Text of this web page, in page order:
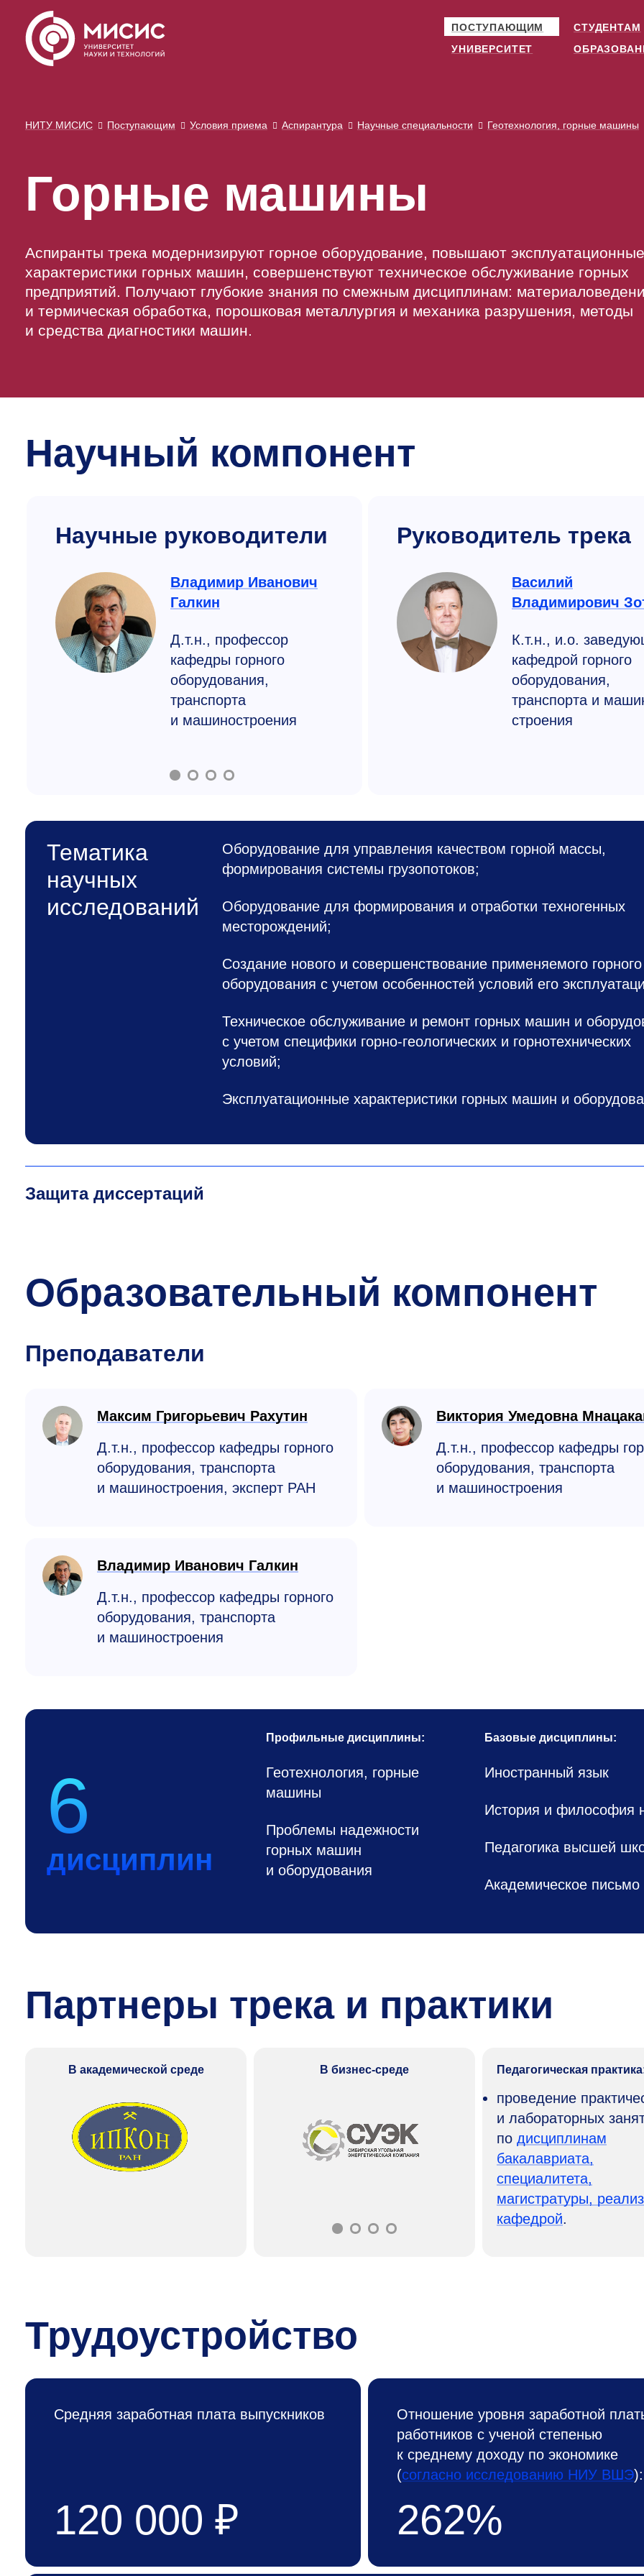
ПОСТУПАЮЩИМ
СТУДЕНТАМ
УНИВЕРСИТЕТ
НИТУ МИСИС Поступающим Условия приема Аспирантура Научные специальности Геотехнология, горные машины
Горные машины
Аспиранты трека модернизируют горное оборудование, повышают эксплуатационные
характеристики горных машин, совершенствуют техническое обслуживание горных
предприятий. Получают глубокие знания по смежным дисциплинам:
и термическая обработка, порошковая металлургия и механика разрушения, методы
и средства диагностики машин.
Научный компонент
Научные руководители
Владимир Иванович
Галкин
Д.т.н., профессор
кафедры горного
оборудования,
транспорта
и машиностроения
Руководитель трека
Василий
Владимирович
К.т.н., и.о.
кафедрой горного
оборудования,
транспорта и
строения
Тематика
научных
исследований
Оборудование для управления качеством горной массы,
формирования системы грузопотоков;
Оборудование для формирования и отработки техногенных
месторождений;
Создание нового и совершенствование применяемого горного
оборудования с учетом особенностей условий его
Техническое обслуживание и ремонт горных машин и
с учетом специфики горно-геологических и горнотехнических
условий;
Эксплуатационные характеристики горных машин и
Защита диссертаций
Образовательный компонент
Преподаватели
Максим Григорьевич Рахутин
Д.т.н., профессор кафедры горного
оборудования, транспорта
и машино­строения, эксперт РАН
Виктория Умедовна
Д.т.н., профессор кафедры
оборудования, транспорта
и машино­строения
Владимир Иванович Галкин
Д.т.н., профессор кафедры горного
оборудования, транспорта
и машиностроения
6
дисциплин
Профильные дисциплины:
Геотехнология, горные
машины
Проблемы надежности
горных машин
и оборудования
Базовые дисциплины:
Иностранный язык
История и философия
Педагогика высшей
Академическое письмо
Партнеры трека и практики
В академической среде В бизнес-среде Педагогическая
проведение
и лабораторных
по дисциплинам
бакалавриата,
специалитета,
магистратуры,
кафедрой.
Трудоустройство
Средняя заработная плата выпускников
120 000 ₽
Отношение уровня заработной
работников с ученой степенью
к среднему доходу по экономике
(согласно исследованию НИУ ВШЭ):
262%